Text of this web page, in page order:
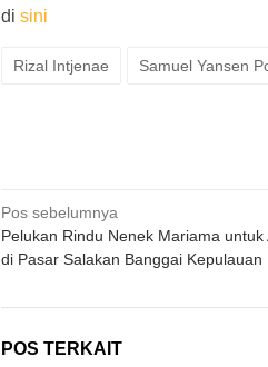
di sini
Rizal Intjenae Samuel Yansen
Navigasi
pos
Pos sebelumnya
Pelukan Rindu Nenek Mariama untuk
di Pasar Salakan Banggai Kepulauan
POS TERKAIT